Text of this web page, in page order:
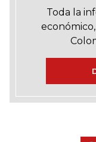
Toda la